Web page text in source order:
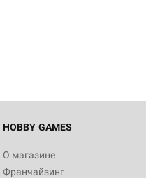
HOBBY GAMES
О магазине
Франчайзинг